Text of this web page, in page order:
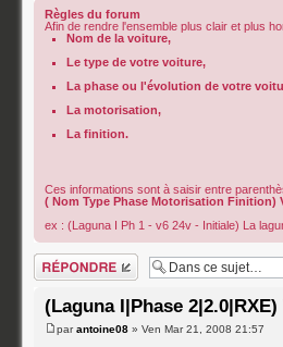
Règles du forum
Afin de rendre l'ensemble plus clair et plus
Nom de la voiture,
Le type de votre voiture,
La phase ou l'évolution de votre
La motorisation,
La finition.
Ces informations sont à saisir entre
( Nom Type Phase Motorisation Finition)
ex : (Laguna I Ph 1 - v6 24v - Initiale) La
Répondre
(Laguna I|Phase
parantoine08 » Ven Mar 21, 2008 21:57